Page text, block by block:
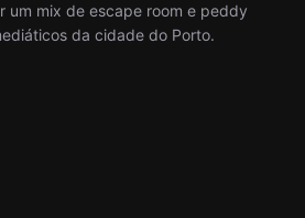
um mix de escape room e peddy
da cidade do Porto.